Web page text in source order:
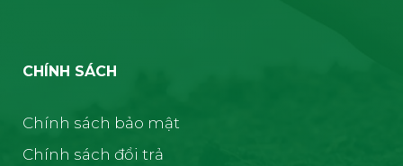
CHÍNH SÁCH
Chính sách bảo mật
Chính sách đổi trả